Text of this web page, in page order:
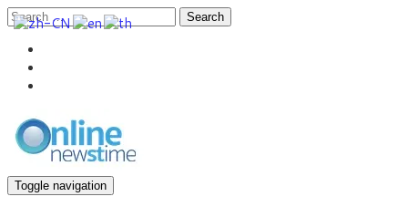
Search
Toggle navigation